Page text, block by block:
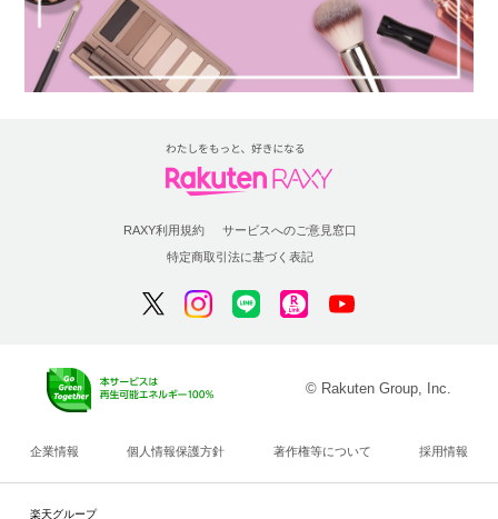
RAXY利用規約
サービスへのご意見窓口
特定商取引法に基づく表記
© Rakuten Group, Inc.
企業情報 個人情報保護方針 著作権等について 採用情報
楽天グループ